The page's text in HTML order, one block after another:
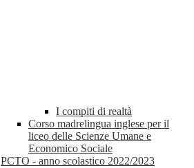
I compiti di realtà
Corso madrelingua inglese per il
liceo delle Scienze Umane e
Economico Sociale
PCTO - anno scolastico 2022/2023